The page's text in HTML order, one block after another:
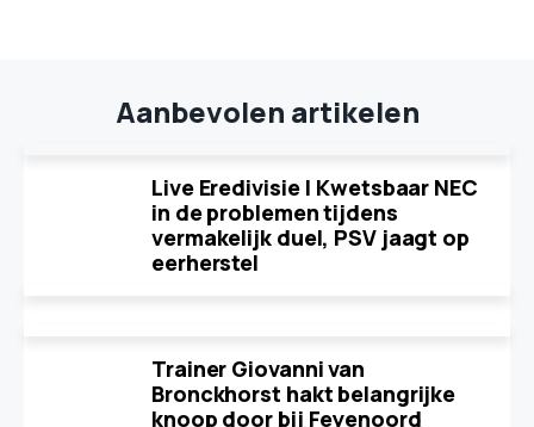
Aanbevolen artikelen
Live Eredivisie | Kwetsbaar NEC
in de problemen tijdens
vermakelijk duel, PSV jaagt op
eerherstel
Trainer Giovanni van
Bronckhorst hakt belangrijke
knoop door bij Feyenoord